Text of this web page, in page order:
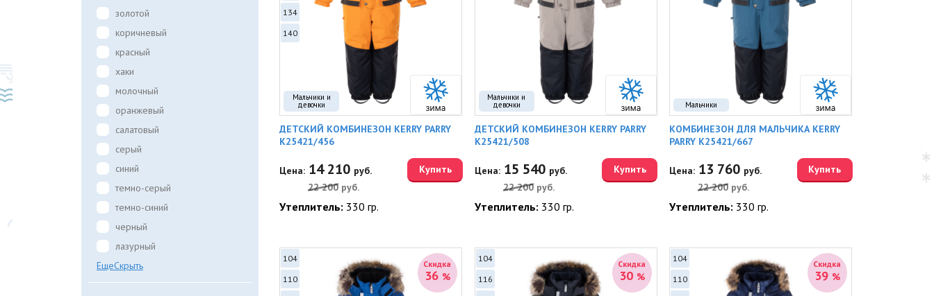
золотой
коричневый
красный
хаки
молочный
оранжевый
салатовый
серый
синий
темно-серый
темно-синий
черный
лазурный
ЕщеСкрыть
Мальчики и
девочки
134
140
ДЕТСКИЙ КОМБИНЕЗОН KERRY PARRY
K25421/456
Цена: 14 210 руб.
22 200 руб.
Купить
Утеплитель: 330 гр.
Мальчики и
девочки
ДЕТСКИЙ КОМБИНЕЗОН KERRY PARRY
K25421/508
Цена:15 540 руб.
22 200 руб.
Купить
Утеплитель: 330 гр.
Мальчики
КОМБИНЕЗОН ДЛЯ МАЛЬЧИКА KERRY
PARRY K25421/667
Цена: 13 760 руб.
22 200 руб.
Купить
Утеплитель: 330 гр.
Скидка
36 %
104
110
Скидка
30 %
104
116
Скидка
39 %
104
110